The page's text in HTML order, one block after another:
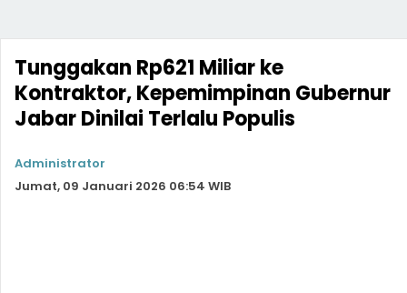
Tunggakan Rp621 Miliar ke
Kontraktor, Kepemimpinan Gubernur
Jabar Dinilai Terlalu Populis
Administrator
Jumat, 09 Januari 2026 06:54 WIB